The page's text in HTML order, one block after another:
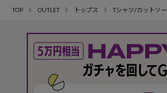
TOP OUTLET トップス Tシャツ/カットソー